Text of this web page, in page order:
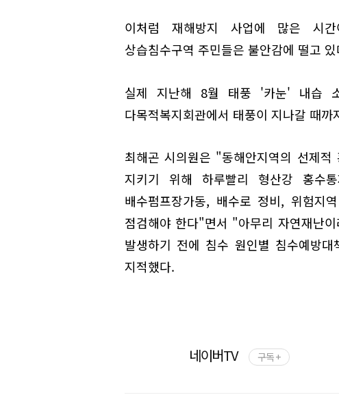
이처럼 재해방지 사업에 많은 시
상습침수구역 주민들은 불안감에 떨고
실제 지난해 8월 태풍 '카눈' 내습
다목적복지회관에서 태풍이 지나갈 때
최해곤 시의원은 "동해안지역의 선제
지키기 위해 하루빨리 형산강 홍수
배수펌프장가동, 배수로 정비, 위험지
점검해야 한다"면서 "아무리 자연재난
발생하기 전에 침수 원인별 침수예방
지적했다.
네이버TV 구독 +